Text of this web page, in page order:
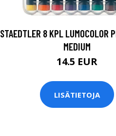
STAEDTLER 8 KPL LUMOCOLOR
MEDIUM
14.5 EUR
LISÄTIETOJA